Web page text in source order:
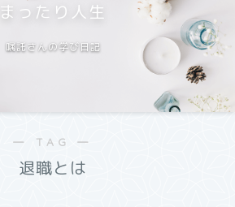
まったり人生
嘱託さんの学び日記
― TAG ―
退職とは